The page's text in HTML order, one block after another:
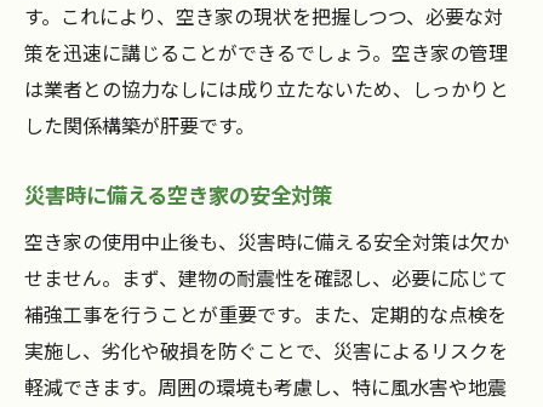
す。これにより、空き家の現状を把握しつつ、必要な対
策を迅速に講じることができるでしょう。空き家の管理
は業者との協力なしには成り立たないため、しっかりと
した関係構築が肝要です。
災害時に備える空き家の安全対策
空き家の使用中止後も、災害時に備える安全対策は欠か
せません。まず、建物の耐震性を確認し、必要に応じて
補強工事を行うことが重要です。また、定期的な点検を
実施し、劣化や破損を防ぐことで、災害によるリスクを
軽減できます。周囲の環境も考慮し、特に風水害や地震